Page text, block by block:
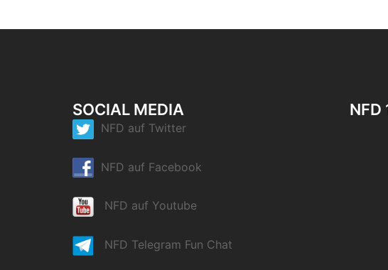
SOCIAL MEDIA
NFD auf Twitter
NFD auf Facebook
NFD auf Youtube
NFD Telegram Fun Chat
NFD